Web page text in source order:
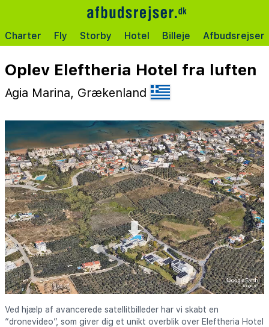
Charter Fly Storby Hotel Billeje Afbudsrejser
Oplev Eleftheria Hotel fra luften
Agia Marina, Grækenland
Ved hjælp af avancerede satellitbilleder har vi skabt en
“dronevideo”, som giver dig et unikt overblik over Eleftheria Hotel